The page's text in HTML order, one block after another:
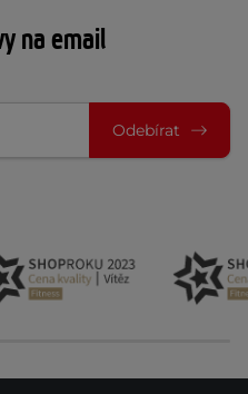
na email
Odebírat